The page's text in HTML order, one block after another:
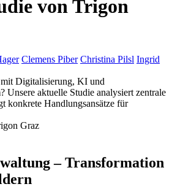
von Trigon
Clemens Piber Christina Pilsl Ingrid
Digitalisierung, KI und
Unsere aktuelle Studie analysiert zentrale
konkrete Handlungsansätze für
– Transformation